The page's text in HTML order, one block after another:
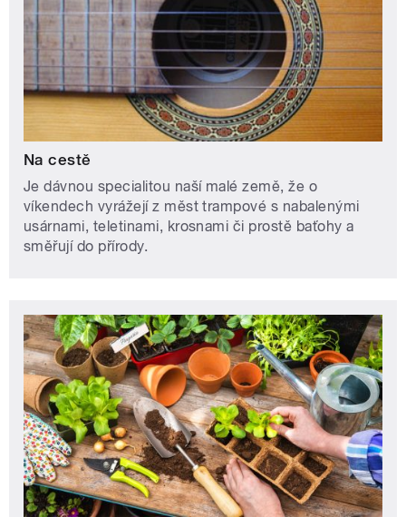
Na cestě
Je dávnou specialitou naší malé země, že o
víkendech vyrážejí z měst trampové s nabalenými
usárnami, teletinami, krosnami či prostě baťohy a
směřují do přírody.